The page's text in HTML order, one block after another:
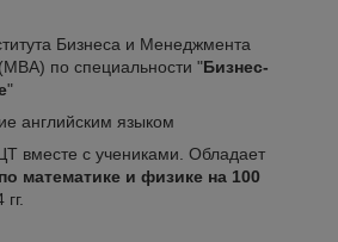
Бизнеса и Менеджмента
по специальности "Бизнес-
"
английским языком
вместе с учениками. Обладает
математике и физике на 100